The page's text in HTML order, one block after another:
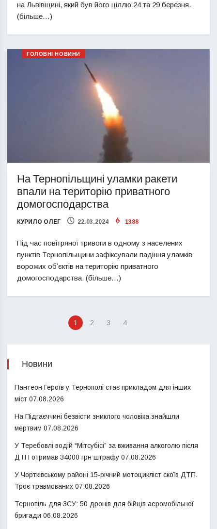
на Львівщині, який був його ціллю 24 та 29 березня.
(більше…)
ГОЛОВНІ НОВИНИ
На Тернопільщині уламки ракети
впали на територію приватного
домогосподарства
КУРИЛО ОЛЕГ 22.03.2024 1388
Під час повітряної тривоги в одному з населених
пунктів Тернопільщини зафіксували падіння уламків
ворожих обʼєктів на територію приватного
домогосподарства. (більше…)
1 2 3 4
Новини
Пантеон Героїв у Тернополі стає прикладом для інших
міст 07.08.2026
На Підгаєччині безвісти зниклого чоловіка знайшли
мертвим 07.08.2026
У Теребовлі водій “Мітсубісі” за вживання алкоголю після
ДТП отримав 34000 грн штрафу 07.08.2026
У Чортківському районі 15-річний мотоцикліст скоїв ДТП.
Троє травмованих 07.08.2026
Тернопіль для ЗСУ: 50 дронів для бійців аеромобільної
бригади 06.08.2026